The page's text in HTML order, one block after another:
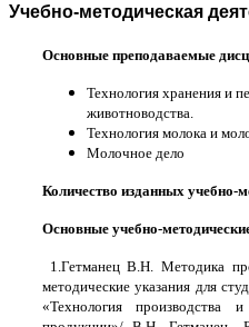
Учебно-методическая
Основные преподаваемые
Технология хранения и
животноводства.
Технология молока и
Молочное дело
Количество изданных учебно-
Основные учебно-
1.Гетманец В.Н. Методика
методические указания для
«Технология производства и